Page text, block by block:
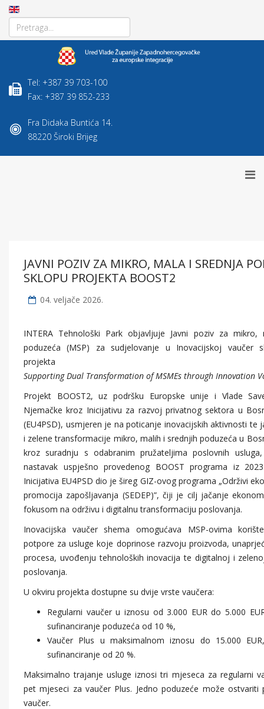
Tel: +387 39 703-100
Fax: +387 39 852-233
Fra Didaka Buntića 14.
88220 Široki Brijeg
JAVNI POZIV ZA MIKRO, MALA I SREDNJA
SKLOPU PROJEKTA BOOST2
04. veljače 2026.
INTERA Tehnološki Park objavljuje Javni poziv za
poduzeća (MSP) za sudjelovanje u Inovacijskoj vaučer
projekta
Supporting Dual Transformation of MSMEs through Innovation
Projekt BOOST2, uz podršku Europske unije i Vlade
Njemačke kroz Inicijativu za razvoj privatnog sektora u
(EU4PSD), usmjeren je na poticanje inovacijskih aktivnosti te
i zelene transformacije mikro, malih i srednjih poduzeća u
kroz suradnju s odabranim pružateljima poslovnih
nastavak uspješno provedenog BOOST programa iz
Inicijativa EU4PSD dio je šireg GIZ-ovog programa „Održivi
promocija zapošljavanja (SEDEP)”, čiji je cilj jačanje
fokusom na održivu i digitalnu transformaciju poslovanja.
Inovacijska vaučer shema omogućava MSP-ovima
potpore za usluge koje doprinose razvoju proizvoda,
procesa, uvođenju tehnoloških inovacija te digitalnoj i
poslovanja.
U okviru projekta dostupne su dvije vrste vaučera:
Regularni vaučer u iznosu od 3.000 EUR do 5.000
sufinanciranje poduzeća od 10 %,
Vaučer Plus u maksimalnom iznosu do 15.000
sufinanciranje od 20 %.
Maksimalno trajanje usluge iznosi tri mjeseca za regularni
pet mjeseci za vaučer Plus. Jedno poduzeće može ostvariti
vaučer.